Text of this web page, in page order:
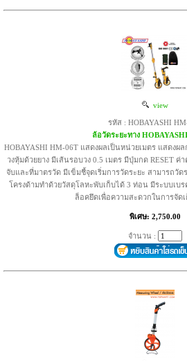
view
รหัส : HOBAYASHI
ล้อวัดระยะทาง
HOBAYASHI HM-06T แสดงผลเป็นหน่วยเมตร แสดงผ
วงหุ้มด้วยยาง มีเส้นรอบวง 0.5 เมตร มีปุ่มกด RESET
จับและที่มาตรวัด มีเข็มชี้จุดเริ่มการวัดระยะ สามารถวั
โครงด้ามทำด้วยวัสดุโลหะพับเก็บได้ 3 ท่อน มีระบบเ
ล็อคยึดเพื่อความสะดวกในการจัด
พิเศษ: 2,750.00
จำนวน :